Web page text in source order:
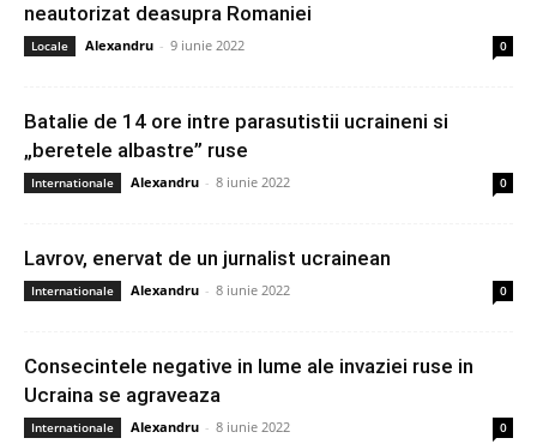
neautorizat deasupra Romaniei
Locale Alexandru - 9 iunie 2022 0
Batalie de 14 ore intre parasutistii ucraineni si
„beretele albastre” ruse
Internationale Alexandru - 8 iunie 2022 0
Lavrov, enervat de un jurnalist ucrainean
Internationale Alexandru - 8 iunie 2022 0
Consecintele negative in lume ale invaziei ruse in
Ucraina se agraveaza
Internationale Alexandru - 8 iunie 2022 0